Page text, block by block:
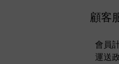
顧客
會員
運送